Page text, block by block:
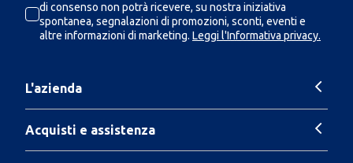
di consenso non potrà ricevere, su nostra iniziativa
spontanea, segnalazioni di promozioni, sconti, eventi e
altre informazioni di marketing. Leggi l'Informativa privacy.
L'azienda
Acquisti e assistenza